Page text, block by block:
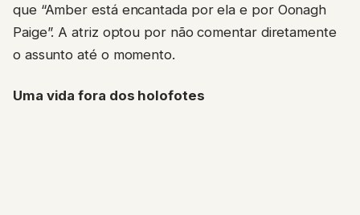
que “Amber está encantada por ela e por Oonagh
Paige”. A atriz optou por não comentar diretamente
o assunto até o momento.
Uma vida fora dos holofotes